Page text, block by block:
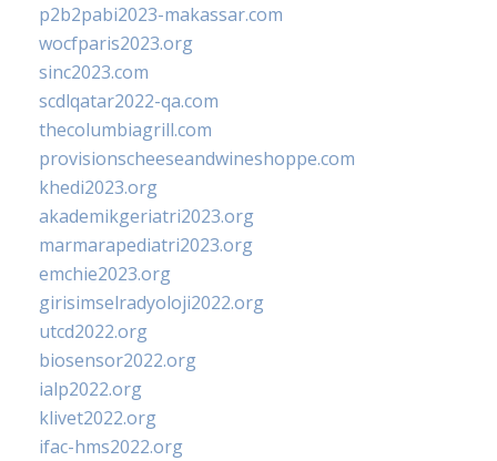
p2b2pabi2023-makassar.com
wocfparis2023.org
sinc2023.com
scdlqatar2022-qa.com
thecolumbiagrill.com
provisionscheeseandwineshoppe.com
khedi2023.org
akademikgeriatri2023.org
marmarapediatri2023.org
emchie2023.org
girisimselradyoloji2022.org
utcd2022.org
biosensor2022.org
ialp2022.org
klivet2022.org
ifac-hms2022.org